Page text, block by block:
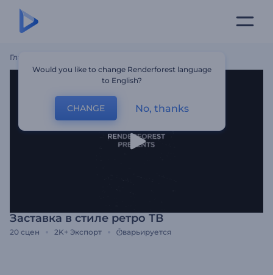
Главная
Заставка в стиле ретро ТВ
20 сцен 2K+ Экспорт варьируется
Would you like to change Renderforest language
to English?
CHANGE No, thanks